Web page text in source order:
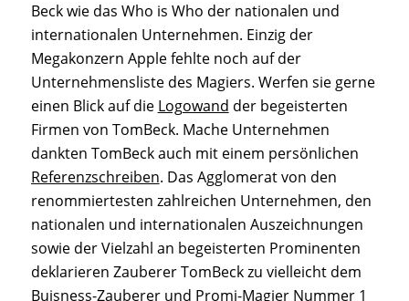
Beck wie das Who is Who der nationalen und
internationalen Unternehmen. Einzig der
Megakonzern Apple fehlte noch auf der
Unternehmensliste des Magiers. Werfen sie gerne
einen Blick auf die Logowand der begeisterten
Firmen von TomBeck. Mache Unternehmen
dankten TomBeck auch mit einem persönlichen
Referenzschreiben. Das Agglomerat von den
renommiertesten zahlreichen Unternehmen, den
nationalen und internationalen Auszeichnungen
sowie der Vielzahl an begeisterten Prominenten
deklarieren Zauberer TomBeck zu vielleicht dem
Buisness-Zauberer und Promi-Magier Nummer 1